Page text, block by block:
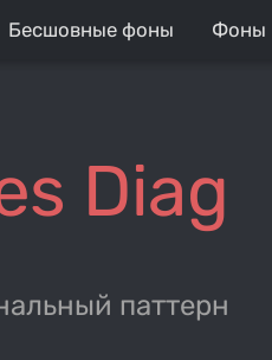
Бесшовные фоны Фоны
Diag
паттерн